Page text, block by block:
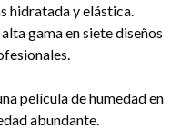
hidratada y elástica.
gama en siete diseños
película de humedad en
abundante.